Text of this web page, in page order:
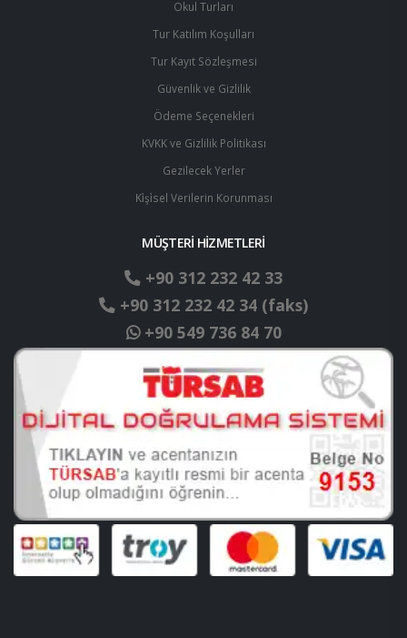
Okul Turları
Tur Katılım Koşulları
Tur Kayıt Sözleşmesi
Güvenlik ve Gizlilik
Ödeme Seçenekleri
KVKK ve Gizlilik Politikası
Gezilecek Yerler
Ki̇şi̇sel Verilerin Korunması
MÜŞTERİ HİZMETLERİ
+90 312 232 42 33
+90 312 232 42 34 (faks)
+90 549 736 84 70